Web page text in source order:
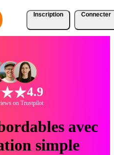
Inscription Connecter
4.9
on Trustpilot
avec
simple